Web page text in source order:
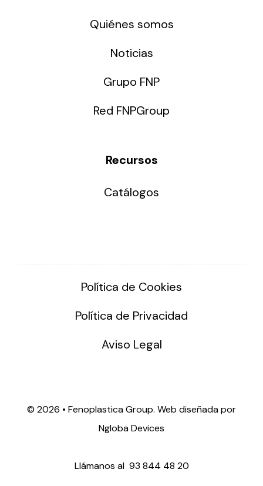
Quiénes somos
Noticias
Grupo FNP
Red FNPGroup
Recursos
Catálogos
Política de Cookies
Política de Privacidad
Aviso Legal
© 2026 • Fenoplastica Group. Web diseñada por
Ngloba Devices
Llámanos al 93 844 48 20